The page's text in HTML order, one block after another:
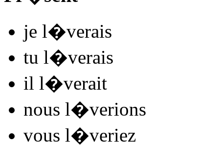
je l�verais
tu l�verais
il l�verait
nous l�verions
vous l�veriez